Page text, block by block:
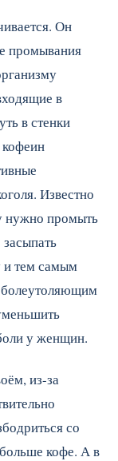
Он
промывания
в
в стенки
Известно
нужно промыть
и тем самым
болеутоляющим
у женщин.
из-за
со
кофе. А в